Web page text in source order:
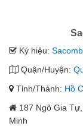
Ký hiệu:
Quận/Huyện:
Tỉnh/Thành: Hồ
187 Ngô Gia
Minh